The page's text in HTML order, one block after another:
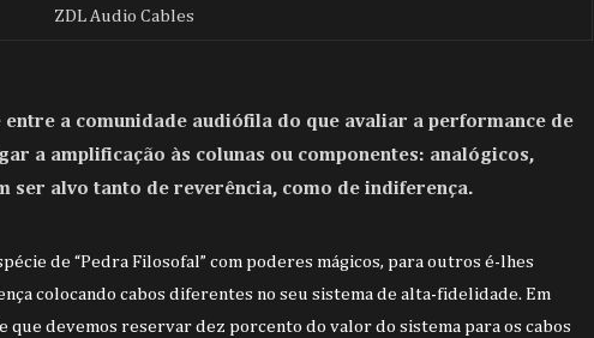
ZDL Audio Cables
a comunidade audiófila do que avaliar a performance de
a amplificação às colunas ou componentes: analógicos,
ser alvo tanto de reverência, como de indiferença.
de “Pedra Filosofal” com poderes mágicos, para outros é-lhes
colocando cabos diferentes no seu sistema de alta-fidelidade. Em
devemos reservar dez porcento do valor do sistema para os cabos